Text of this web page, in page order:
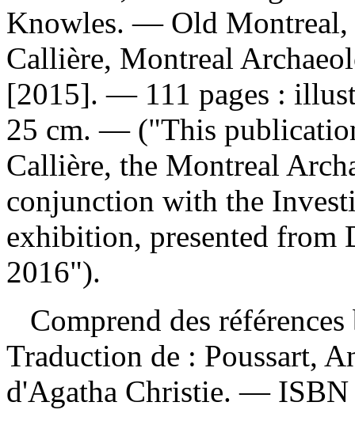
Knowles. — Old Montreal,
Callière, Montreal
[2015]. — 111 pages :
25 cm. — ("This
Callière, the Montreal
conjunction with the
exhibition, presented from
2016").
Comprend des
Traduction de : Poussart,
d'Agatha Christie. —